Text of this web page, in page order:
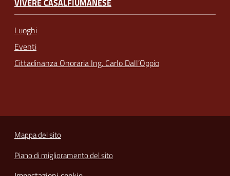
VIVERE CASALFIUMANESE
Luoghi
Eventi
Cittadinanza Onoraria Ing. Carlo Dall’Oppio
Mappa del sito
Piano di miglioramento del sito